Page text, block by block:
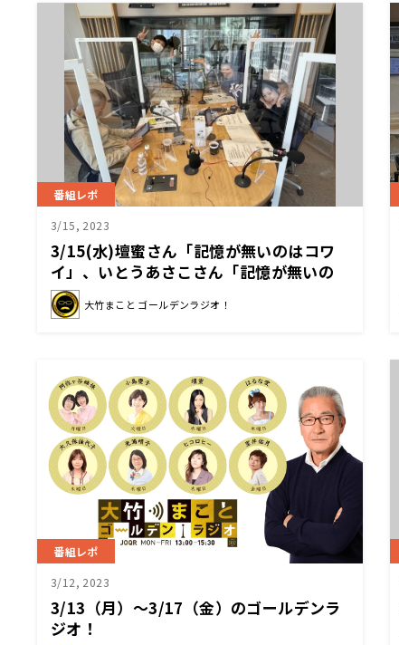
番組レポ
3/15, 2023
3/15(水)壇蜜さん「記憶が無いのはコワ
イ」、いとうあさこさん「記憶が無いの
に家に帰れてエライ」、お酒の話
大竹まこと ゴールデンラジオ！
番組レポ
3/12, 2023
3/13（月）～3/17（金）のゴールデンラ
ジオ！